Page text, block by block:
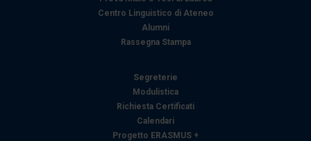
Centro Linguistico di Ateneo
Alumni
Rassegna Stampa
Segreterie
Modulistica
Richiesta Certificati
Calendari
Progetto ERASMUS +